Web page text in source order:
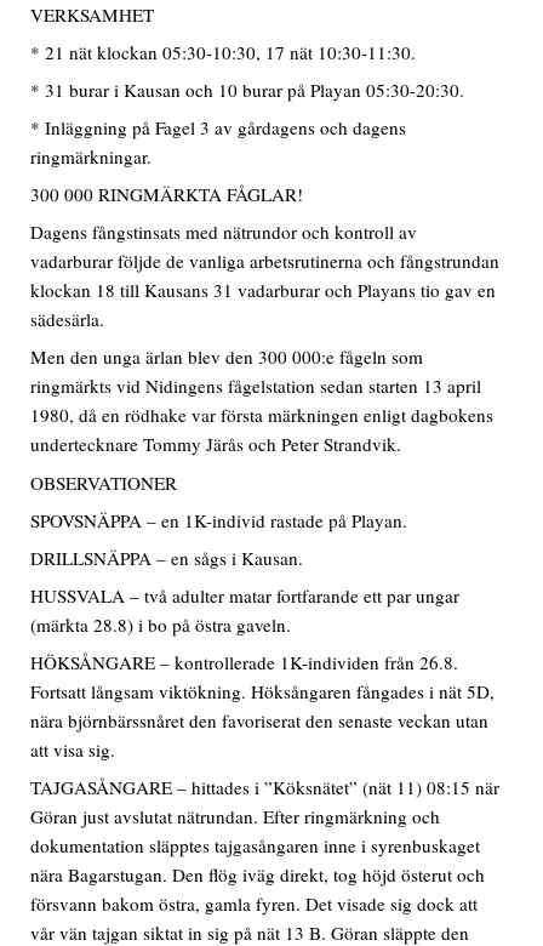
VERKSAMHET
* 21 nät klockan 05:30-10:30, 17 nät 10:30-11:30.
* 31 burar i Kausan och 10 burar på Playan 05:30-20:30.
* Inläggning på Fagel 3 av gårdagens och dagens
ringmärkningar.
300 000 RINGMÄRKTA FÅGLAR!
Dagens fångstinsats med nätrundor och kontroll av
vadarburar följde de vanliga arbetsrutinerna och fångstrundan
klockan 18 till Kausans 31 vadarburar och Playans tio gav en
sädesärla.
Men den unga ärlan blev den 300 000:e fågeln som
ringmärkts vid Nidingens fågelstation sedan starten 13 april
1980, då en rödhake var första märkningen enligt dagbokens
undertecknare Tommy Järås och Peter Strandvik.
OBSERVATIONER
SPOVSNÄPPA – en 1K-individ rastade på Playan.
DRILLSNÄPPA – en sågs i Kausan.
HUSSVALA – två adulter matar fortfarande ett par ungar
(märkta 28.8) i bo på östra gaveln.
HÖKSÅNGARE – kontrollerade 1K-individen från 26.8.
Fortsatt långsam viktökning. Höksångaren fångades i nät 5D,
nära björnbärssnåret den favoriserat den senaste veckan utan
att visa sig.
TAJGASÅNGARE – hittades i ”Köksnätet” (nät 11) 08:15 när
Göran just avslutat nätrundan. Efter ringmärkning och
dokumentation släpptes tajgasångaren inne i syrenbuskaget
nära Bagarstugan. Den flög iväg direkt, tog höjd österut och
försvann bakom östra, gamla fyren. Det visade sig dock att
vår vän tajgan siktat in sig på nät 13 B. Göran släppte den